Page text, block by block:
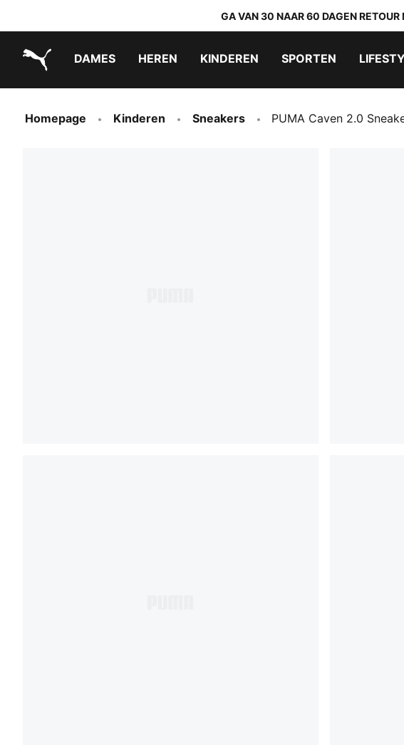
GA VAN 30 NAAR 60 DAGEN
DAMES HEREN KINDEREN SPORTEN
Homepage Kinderen Sneakers PUMA Caven 2.0